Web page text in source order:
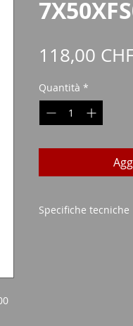
118,00
Quantità *
Specifiche tecniche